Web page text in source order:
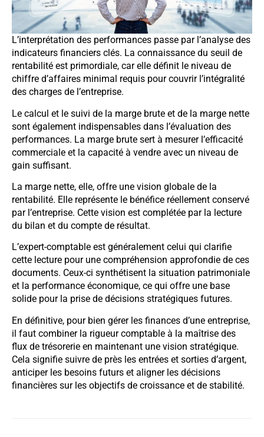
L’interprétation des performances passe par l’analyse des
indicateurs financiers clés. La connaissance du seuil de
rentabilité est primordiale, car elle définit le niveau de
chiffre d’affaires minimal requis pour couvrir l’intégralité
des charges de l’entreprise.
Le calcul et le suivi de la marge brute et de la marge nette
sont également indispensables dans l’évaluation des
performances. La marge brute sert à mesurer l’efficacité
commerciale et la capacité à vendre avec un niveau de
gain suffisant.
La marge nette, elle, offre une vision globale de la
rentabilité. Elle représente le bénéfice réellement conservé
par l’entreprise. Cette vision est complétée par la lecture
du bilan et du compte de résultat.
L’expert-comptable est généralement celui qui clarifie
cette lecture pour une compréhension approfondie de ces
documents. Ceux-ci synthétisent la situation patrimoniale
et la performance économique, ce qui offre une base
solide pour la prise de décisions stratégiques futures.
En définitive, pour bien gérer les finances d’une entreprise,
il faut combiner la rigueur comptable à la maîtrise des
flux de trésorerie en maintenant une vision stratégique.
Cela signifie suivre de près les entrées et sorties d’argent,
anticiper les besoins futurs et aligner les décisions
financières sur les objectifs de croissance et de stabilité.